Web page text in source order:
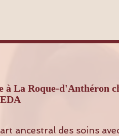
à La Roque-d'Anthéron
ancestral des soins